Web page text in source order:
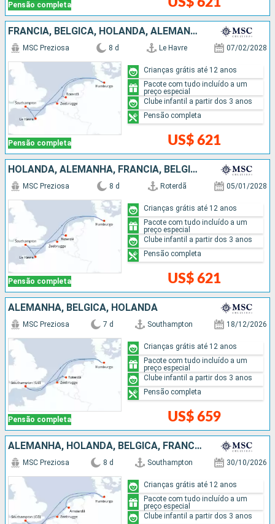
Pensão completa
FRANCIA, BÉLGICA, HOLANDA, ALEMANHA
Pensão completa
MSC Preziosa 8 d Le Havre 07/02/2028
US$ 621
Crianças grátis até 12 anos
Pacote com tudo incluído a um
preço especial
Clube infantil a partir dos 3 anos
Pensão completa
HOLANDA, ALEMANHA, FRANCIA, BÉLGICA
Pensão completa
MSC Preziosa 8 d Roterdã 05/01/2028
US$ 621
Crianças grátis até 12 anos
Pacote com tudo incluído a um
preço especial
Clube infantil a partir dos 3 anos
Pensão completa
ALEMANHA, BÉLGICA, HOLANDA
Pensão completa
MSC Preziosa 7 d Southampton 18/12/2026
US$ 659
Crianças grátis até 12 anos
Pacote com tudo incluído a um
preço especial
Clube infantil a partir dos 3 anos
Pensão completa
ALEMANHA, HOLANDA, BÉLGICA, FRANCIA
MSC Preziosa 8 d Southampton 30/10/2026
Crianças grátis até 12 anos
Pacote com tudo incluído a um
preço especial
Clube infantil a partir dos 3 anos